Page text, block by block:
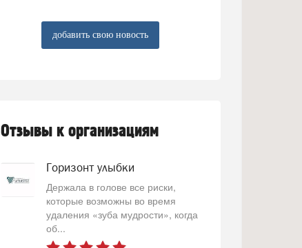
добавить свою новость
Отзывы к организациям
Горизонт улыбки
Держала в голове все риски,
которые возможны во время
удаления «зуба мудрости», когда
об...